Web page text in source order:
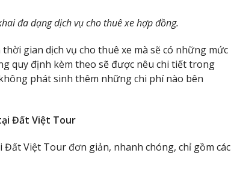
đa dạng dịch vụ cho thuê xe hợp đồng.
gian dịch vụ cho thuê xe mà sẽ có những mức
quy định kèm theo sẽ được nêu chi tiết trong
phát sinh thêm những chi phí nào bên
Đất Việt Tour
Việt Tour đơn giản, nhanh chóng, chỉ gồm các